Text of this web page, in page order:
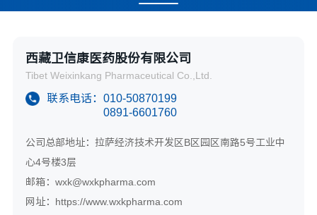
西藏卫信康医药股份有限公司
Tibet Weixinkang Pharmaceutical Co.,Ltd.
联系电话： 010-50870199
0891-6601760
公司总部地址：拉萨经济技术开发区B区园区南路5号工业中
心4号楼3层
邮箱： wxk@wxkpharma.com
网址： https://www.wxkpharma.com